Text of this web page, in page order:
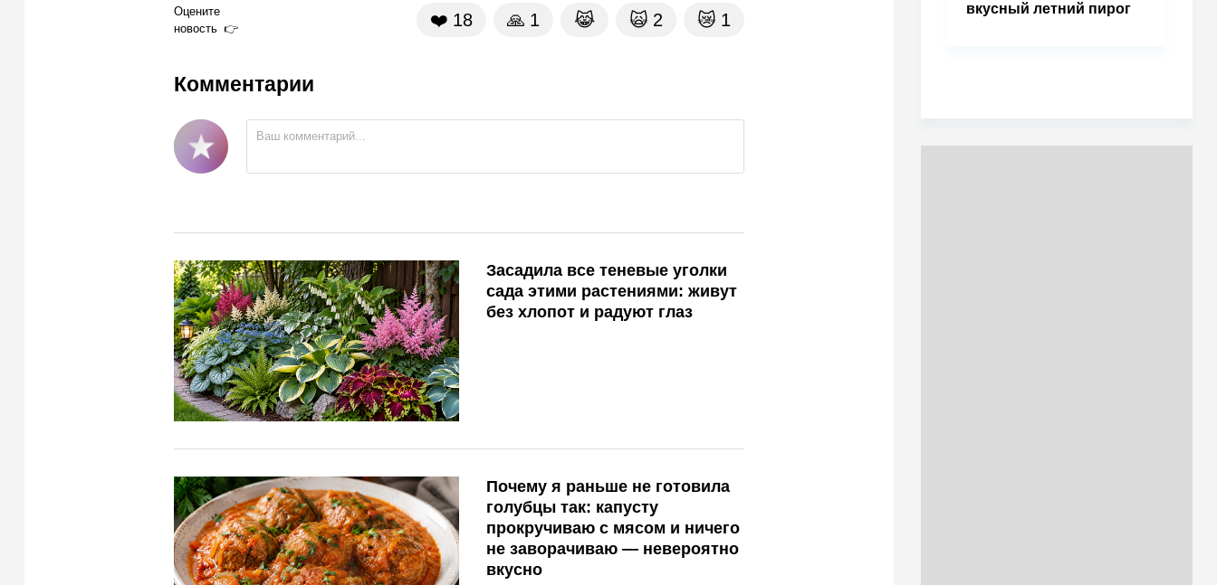
Оцените
новость
❤️ 18 🙏 1 😹 🙀 2 😿 1
Комментарии
Засадила все теневые уголки
сада этими растениями: живут
без хлопот и радуют глаз
Почему я раньше не готовила
голубцы так: капусту
прокручиваю с мясом и ничего
не заворачиваю — невероятно
вкусно
вкусный летний пирог